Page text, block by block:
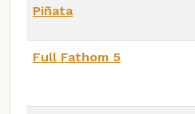
Piñata
Full Fathom 5